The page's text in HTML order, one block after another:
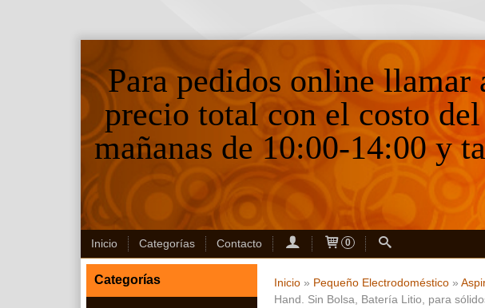
Para pedidos online
precio total con el costo
mañanas de 10:00-14:00 y
Inicio Categorías Contacto 0
Categorías Inicio» Pequeño Electrodoméstico»
Hand. Sin Bolsa, Batería Litio, para